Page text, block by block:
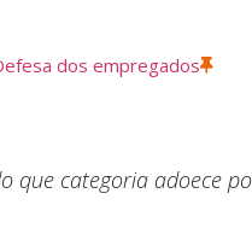
dos empregados
que categoria adoece